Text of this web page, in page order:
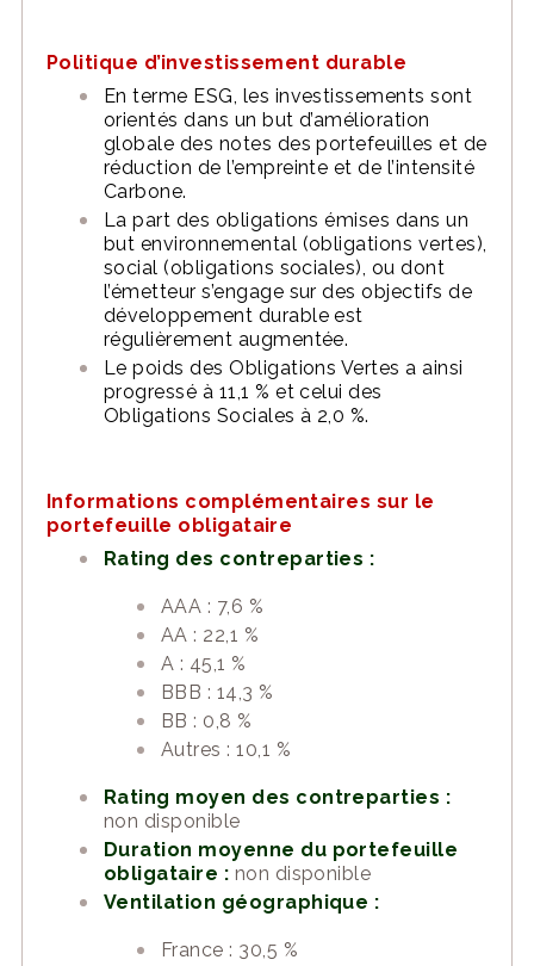
Politique d’investissement durable
En terme ESG, les investissements sont
orientés dans un but d’amélioration
globale des notes des portefeuilles et de
réduction de l’empreinte et de l’intensité
Carbone.
La part des obligations émises dans un
but environnemental (obligations vertes),
social (obligations sociales), ou dont
l’émetteur s’engage sur des objectifs de
développement durable est
régulièrement augmentée.
Le poids des Obligations Vertes a ainsi
progressé à 11,1 % et celui des
Obligations Sociales à 2,0 %.
Informations complémentaires sur le
portefeuille obligataire
Rating des contreparties :
AAA : 7,6 %
AA : 22,1 %
A : 45,1 %
BBB : 14,3 %
BB : 0,8 %
Autres : 10,1 %
Rating moyen des contreparties :
non disponible
Duration moyenne du portefeuille
obligataire : non disponible
Ventilation géographique :
France : 30,5 %